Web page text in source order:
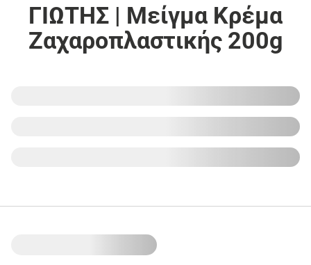
ΓΙΩΤΗΣ | Μείγμα Κρέμα
Ζαχαροπλαστικής 200g